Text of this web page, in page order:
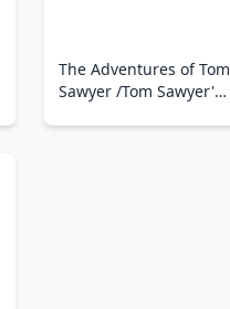
The Adventures of Tom
Sawyer /Tom Sawyer'In